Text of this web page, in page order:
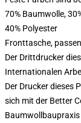
70% Baumwolle,
40% Polyester
Fronttasche,
Der Drittdrucker
Internationalen
Der Drucker dieses
sich mit der Better
Baumwollbaupraxis